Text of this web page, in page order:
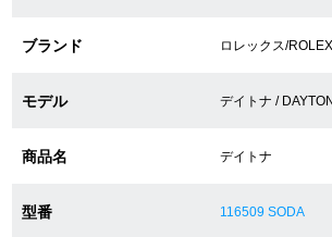
ショップサービス
保証・アフターサービス
ラッピングサービス
ブランド ロレックス/ROLEX
モデル デイトナ /
商品名 デイトナ
型番 116509 SODA